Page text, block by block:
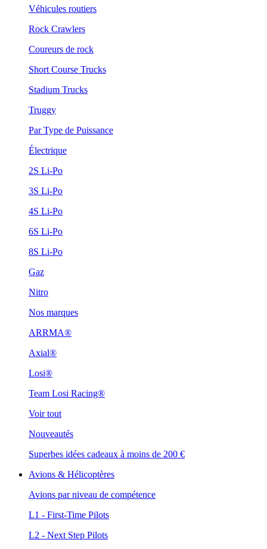
Véhicules routiers
Rock Crawlers
Coureurs de rock
Short Course Trucks
Stadium Trucks
Truggy
Par Type de Puissance
Électrique
2S Li-Po
3S Li-Po
4S Li-Po
6S Li-Po
8S Li-Po
Gaz
Nitro
Nos marques
ARRMA®
Axial®
Losi®
Team Losi Racing®
Voir tout
Nouveautés
Superbes idées cadeaux à moins de 200 €
Avions & Hélicoptères
Avions par niveau de compétence
L1 - First-Time Pilots
L2 - Next Step Pilots